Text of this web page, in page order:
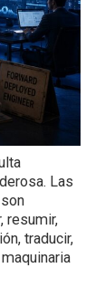
Las
resumir,
traducir,